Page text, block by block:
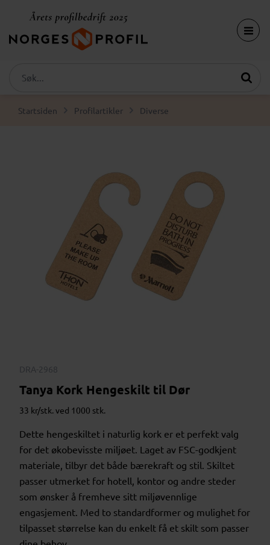
Startsiden Profilartikler Diverse
DRA-2968
Tanya Kork Hengeskilt til Dør
33 kr/stk. ved 1000 stk.
Dette hengeskiltet i naturlig kork er et perfekt valg
for det økobevisste miljøet. Laget av FSC-godkjent
materiale, tilbyr det både bærekraft og stil. Skiltet
passer utmerket for hotell, kontor og andre steder
som ønsker å fremheve sitt miljøvennlige
engasjement. Med to standardformer og mulighet for
tilpasset størrelse kan du enkelt få et skilt som passer